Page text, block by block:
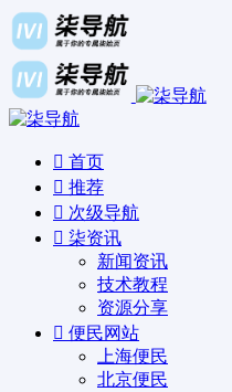
首页
推荐
次级导航
柒资讯
新闻资讯
技术教程
资源分享
便民网站
上海便民
北京便民